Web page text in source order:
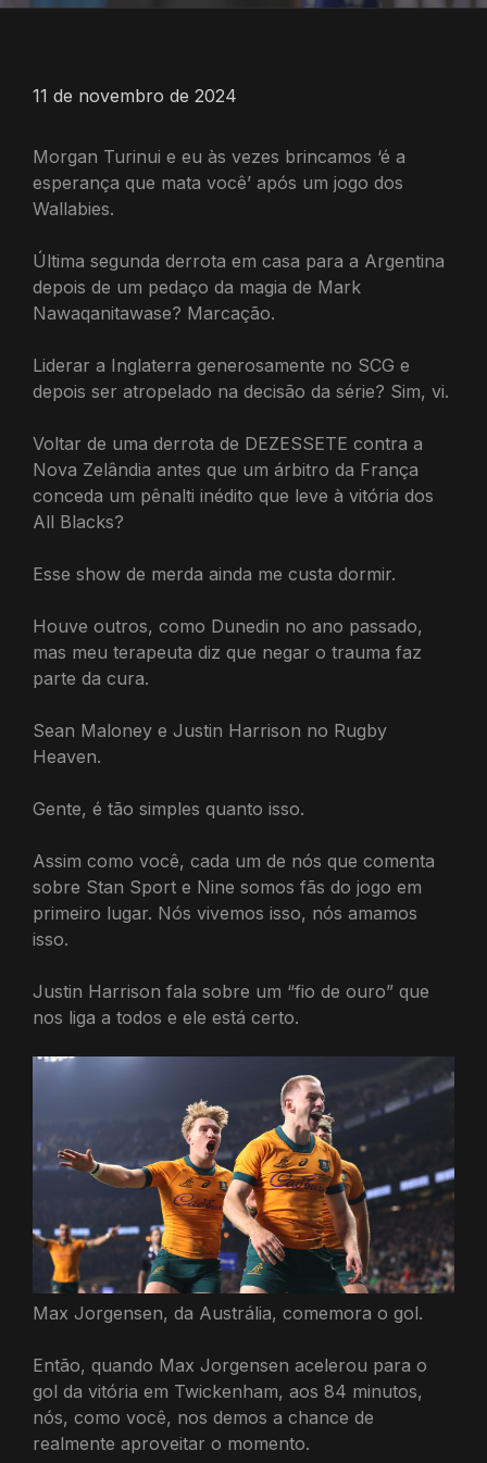
11 de novembro de 2024
Morgan Turinui e eu às vezes brincamos ‘é a
esperança que mata você’ após um jogo dos
Wallabies.
Última segunda derrota em casa para a Argentina
depois de um pedaço da magia de Mark
Nawaqanitawase? Marcação.
Liderar a Inglaterra generosamente no SCG e
depois ser atropelado na decisão da série? Sim, vi.
Voltar de uma derrota de DEZESSETE contra a
Nova Zelândia antes que um árbitro da França
conceda um pênalti inédito que leve à vitória dos
All Blacks?
Esse show de merda ainda me custa dormir.
Houve outros, como Dunedin no ano passado,
mas meu terapeuta diz que negar o trauma faz
parte da cura.
Sean Maloney e Justin Harrison no Rugby
Heaven.
Gente, é tão simples quanto isso.
Assim como você, cada um de nós que comenta
sobre Stan Sport e Nine somos fãs do jogo em
primeiro lugar. Nós vivemos isso, nós amamos
isso.
Justin Harrison fala sobre um “fio de ouro” que
nos liga a todos e ele está certo.
Max Jorgensen, da Austrália, comemora o gol.
Então, quando Max Jorgensen acelerou para o
gol da vitória em Twickenham, aos 84 minutos,
nós, como você, nos demos a chance de
realmente aproveitar o momento.